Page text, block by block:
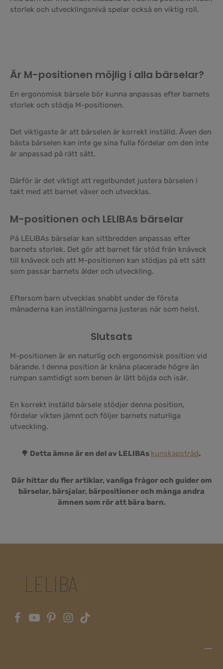
storlek och utvecklingsnivå spelar också en viktig roll.
Är M-positionen möjlig i alla bärselar?
En ergonomisk bärsele bör kunna anpassas efter barnets
storlek och stödja M-positionen.
Det viktigaste är att bärselen är korrekt inställd. Även den
bästa bärselen kan inte ge sina fulla fördelar om den inte
är anpassad på rätt sätt.
Därför är det viktigt att regelbundet justera bärselen i
takt med att barnet växer och utvecklas.
M-positionen och LELIBAs bärselar
På LELIBAs bärselar kan sittbredden anpassas efter
barnets storlek. Det gör att barnet får stöd från knäveck
till knäveck och att M-positionen kan stödjas på ett sätt
som passar barnets ålder och utveckling.
Eftersom barn utvecklas snabbt under de första
månaderna kan inställningarna justeras när som helst.
Slutsats
M-positionen är en naturlig och ergonomisk position vid
bärande. I denna position är knäna placerade högre än
rumpan samtidigt som benen är lätt böjda och isär.
En korrekt inställd bärsele stödjer denna position,
fördelar vikten jämnt och följer barnets naturliga
utveckling.
🌳 Detta ämne är en del av LELIBAs kunskapsträd.
Där hittar du fler artiklar, vanliga frågor och guider om
bärselar, bärsjalar, bärpositioner och många andra
ämnen som rör att bära barn.